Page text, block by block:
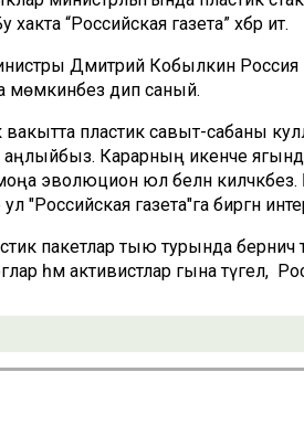
“Российская газета” хәбәр итә.
Дмитрий Кобылкин Россия
мөмкинбез дип саный.
вакытта пластик савыт-сабаны
Карарның икенче
юл белән киләчәкбез.
"Российская газета"га биргән
пакетлар тыю турында берничә
һәм активистлар гына түгел, ә